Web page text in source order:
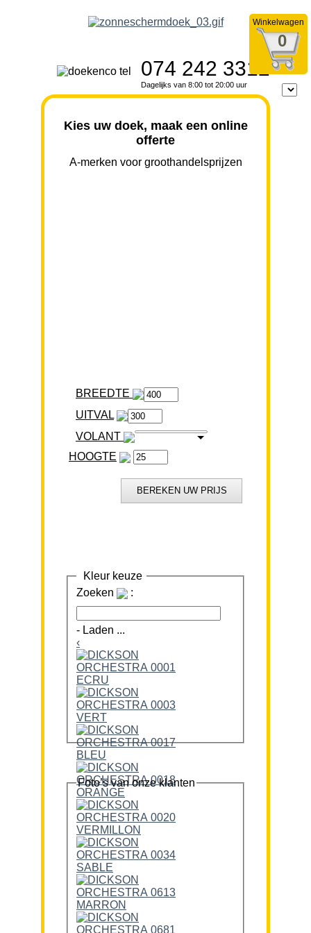
Winkelwagen
0
074 242 3312
Dagelijks van 8:00 tot 20:00 uur
Kies uw doek, maak een online
offerte
A-merken voor groothandelsprijzen
BREEDTE
VOLANT
HOOGTE
Kleur keuze
Zoeken
:
- Laden ...
‹
Foto’s van onze klanten